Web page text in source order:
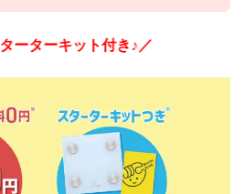
ーターキット付き♪／